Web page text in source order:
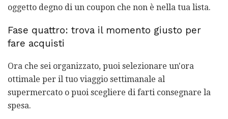
oggetto degno di un coupon che non è nella tua lista.
Fase quattro: trova il momento giusto per
fare acquisti
Ora che sei organizzato, puoi selezionare un'ora
ottimale per il tuo viaggio settimanale al
supermercato o puoi scegliere di farti consegnare la
spesa.